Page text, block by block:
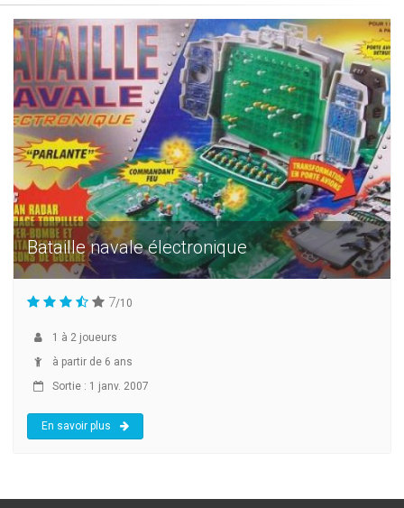
Bataille navale électronique
7/10
1 à 2 joueurs
à partir de 6 ans
Sortie : 1 janv. 2007
En savoir plus